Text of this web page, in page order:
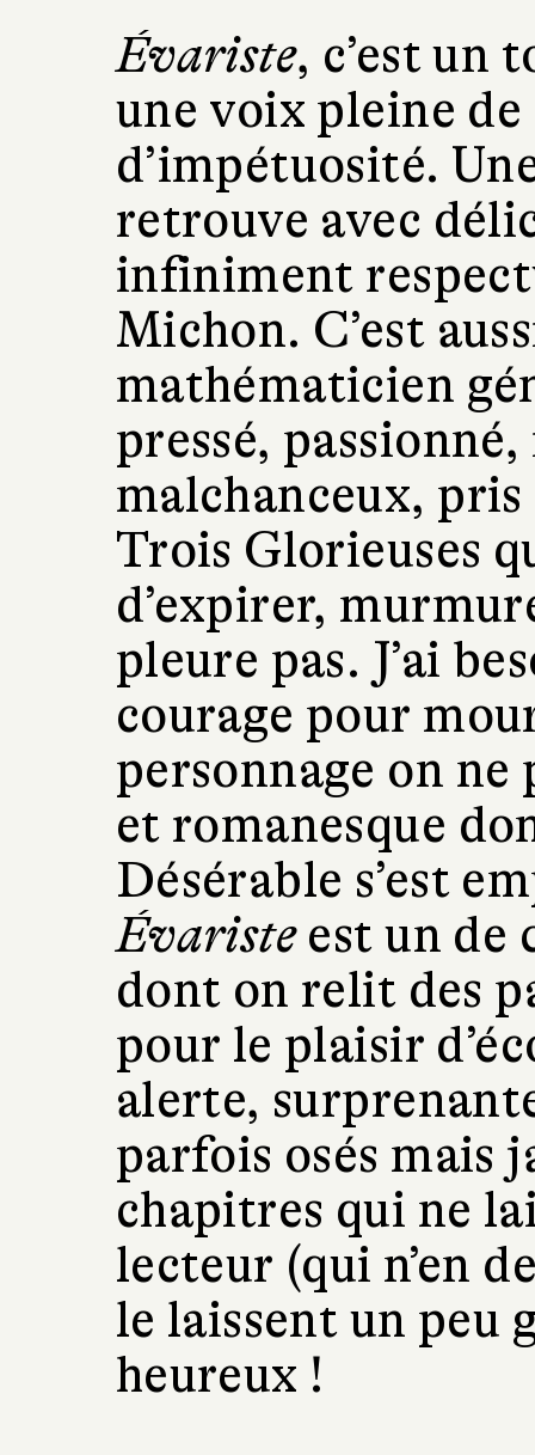
Évariste, c’est un
une voix pleine
d’impétuosité.
retrouve avec
infiniment
Michon. C’est
mathématicien
pressé,
malchanceux,
Trois Glorieuses
d’expirer,
pleure pas. J’ai
courage pour
personnage on
et romanesque
Désérable s’est
Évaristeest un de
dont on relit des
pour le plaisir
alerte,
parfois osés mais
chapitres qui ne
lecteur (qui n’en
le laissent un peu
heureux !